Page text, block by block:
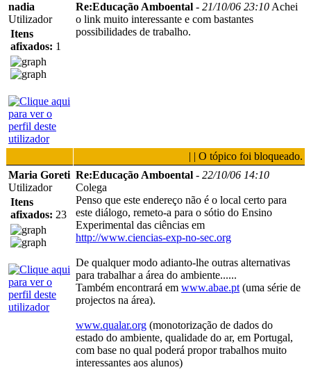
nadia
Utilizador
Itens
afixados: 1
Re:Educação Amboental - 21/10/06 23:10 Achei
o link muito interessante e com bastantes
possibilidades de trabalho.
| | O tópico foi bloqueado.
Maria Goreti
Utilizador
Itens
afixados: 23
Re:Educação Amboental - 22/10/06 14:10
Colega
Penso que este endereço não é o local certo para
este diálogo, remeto-a para o sótio do Ensino
Experimental das ciências em
http://www.ciencias-exp-no-sec.org
De qualquer modo adianto-lhe outras alternativas
para trabalhar a área do ambiente......
Também encontrará em www.abae.pt (uma série de
projectos na área).
www.qualar.org (monotorização de dados do
estado do ambiente, qualidade do ar, em Portugal,
com base no qual poderá propor trabalhos muito
interessantes aos alunos)